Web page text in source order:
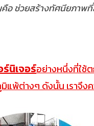
อ ช่วยสร้างทัศนียภาพ
ร์นิเจอร์อย่างหนึ่งที่ใช้
พ้ต่างๆ ดังนั้น เราจึง